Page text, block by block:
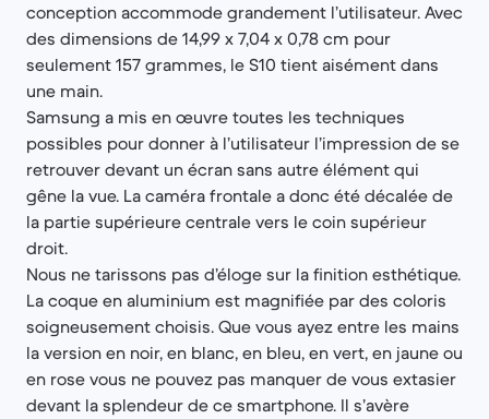
conception accommode grandement l’utilisateur. Avec
des dimensions de 14,99 x 7,04 x 0,78 cm pour
seulement 157 grammes, le S10 tient aisément dans
une main.
Samsung a mis en œuvre toutes les techniques
possibles pour donner à l’utilisateur l’impression de se
retrouver devant un écran sans autre élément qui
gêne la vue. La caméra frontale a donc été décalée de
la partie supérieure centrale vers le coin supérieur
droit.
Nous ne tarissons pas d’éloge sur la finition esthétique.
La coque en aluminium est magnifiée par des coloris
soigneusement choisis. Que vous ayez entre les mains
la version en noir, en blanc, en bleu, en vert, en jaune ou
en rose vous ne pouvez pas manquer de vous extasier
devant la splendeur de ce smartphone. Il s’avère